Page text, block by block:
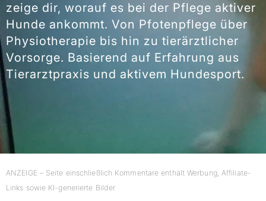
zeige dir, worauf es bei der Pflege aktiver
Hunde ankommt. Von Pfotenpflege über
Physiotherapie bis hin zu tierärztlicher
Vorsorge. Basierend auf Erfahrung aus
Tierarztpraxis und aktivem Hundesport.
ANZEIGE – Seite einschließlich Kommentare enthält Werbung, Affiliate-
Links sowie KI-generierte Bilder